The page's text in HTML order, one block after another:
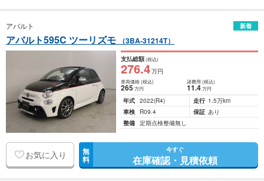
アバルト 新着
アバルト595C ツーリズモ （3BA-31214T）
支払総額(税込)
276.4万円
車両価格(税込)
265万円
諸費用 (税込)
11.4 万円
年式 2022(R4) 走行 1.5万km
車検
R09.4 保証 あり
整備 定期点検整備無し
お気に入り 無
料
今すぐ
在庫確認・見積依頼